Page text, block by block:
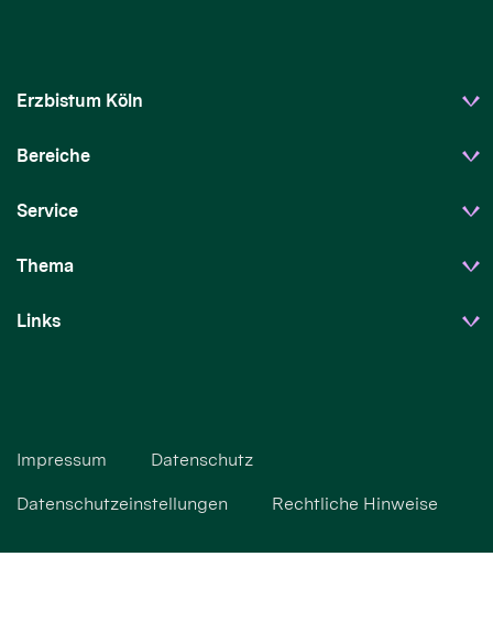
Erzbistum Köln
Bereiche
Service
Thema
Links
Impressum Datenschutz
Datenschutzeinstellungen Rechtliche Hinweise